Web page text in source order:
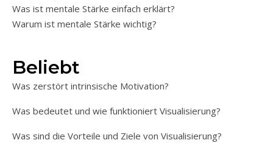
Was ist mentale Stärke einfach erklärt?
Warum ist mentale Stärke wichtig?
Beliebt
Was zerstört intrinsische Motivation?
Was bedeutet und wie funktioniert Visualisierung?
Was sind die Vorteile und Ziele von Visualisierung?